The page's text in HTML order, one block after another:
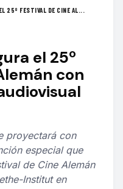
25º FESTIVAL DE CINE AL...
el 25º
con
proyectará con
especial que
de Cine Alemán
Institut en